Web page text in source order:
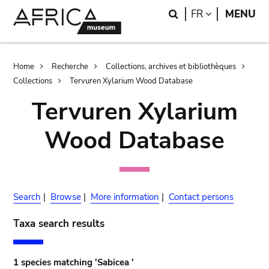
Search
FR LANGUAGE
MENU
Breadcrumb
Home Recherche
Collections, archives et bibliothèques
Collections
Tervuren Xylarium Wood Database
Tervuren Xylarium
Wood Database
Search | Browse | More information | Contact persons
Taxa search results
1 species matching 'Sabicea '